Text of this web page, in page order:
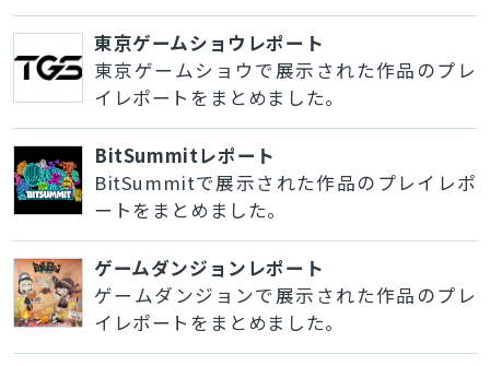
東京ゲームショウレポート
東京ゲームショウで展示された作品のプレ
イレポートをまとめました。
BitSummitレポート
BitSummitで展示された作品のプレイレポ
ートをまとめました。
ゲームダンジョンレポート
ゲームダンジョンで展示された作品のプレ
イレポートをまとめました。